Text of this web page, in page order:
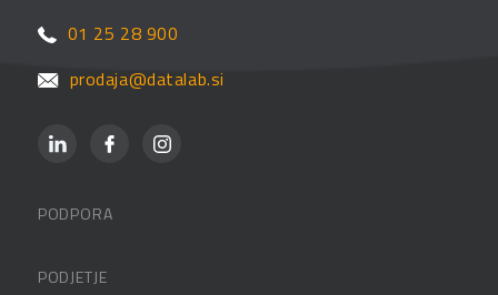
01 25 28 900
prodaja@datalab.si
PODPORA
PODJETJE